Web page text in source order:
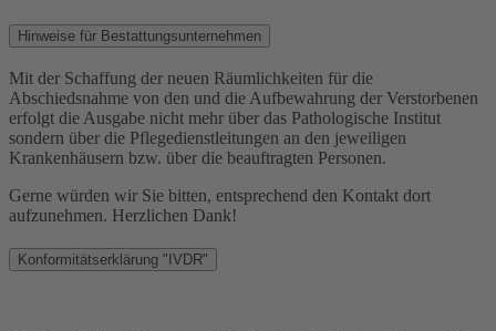
Hinweise für Bestattungsunternehmen
Mit der Schaffung der neuen Räumlichkeiten für die
Abschiedsnahme von den und die Aufbewahrung der Verstorbenen
erfolgt die Ausgabe nicht mehr über das Pathologische Institut
sondern über die Pflegedienstleitungen an den jeweiligen
Krankenhäusern bzw. über die beauftragten Personen.
Gerne würden wir Sie bitten, entsprechend den Kontakt dort
aufzunehmen. Herzlichen Dank!
Konformitätserklärung "IVDR"